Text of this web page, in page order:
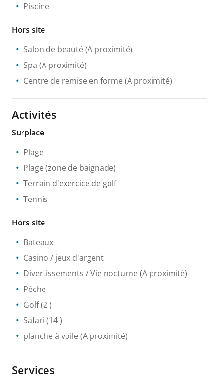
Piscine
Hors site
Salon de beauté (A proximité)
Spa (A proximité)
Centre de remise en forme (A proximité)
Activités
Surplace
Plage
Plage (zone de baignade)
Terrain d'exercice de golf
Tennis
Hors site
Bateaux
Casino / jeux d'argent
Divertissements / Vie nocturne (A proximité)
Pêche
Golf(2 )
Safari (14 )
planche à voile (A proximité)
Services